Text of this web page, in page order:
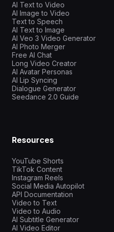
AI Text to Video
AI Image to Video
Text to Speech
AI Text to Image
AI Veo 3 Video Generator
AI Photo Merger
Free AI Chat
Long Video Creator
AI Avatar Personas
AI Lip Syncing
Dialogue Generator
Seedance 2.0 Guide
Resources
YouTube Shorts
TikTok Content
Instagram Reels
Social Media Autopilot
API Documentation
Video to Text
Video to Audio
AI Subtitle Generator
AI Video Editor